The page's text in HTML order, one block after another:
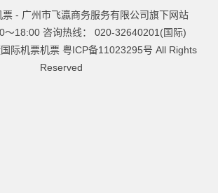
- 广州市飞瀛商务服务有限公司旗下网站
～18:00 咨询热线： 020-32640201(国际)
际机票机票 粤ICP备11023295号 All Rights
Reserved